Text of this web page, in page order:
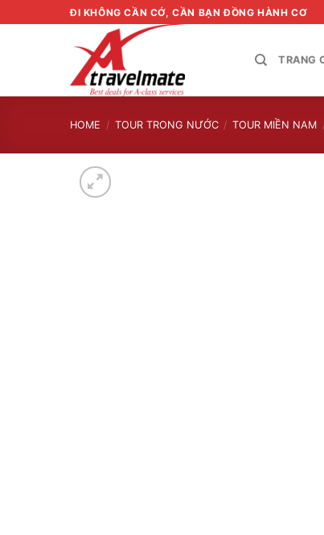
to
ĐI KHÔNG CẦN CỚ, CẦN BẠN ĐỒNG HÀNH CƠ
TRANG
HOME / TOUR TRONG NƯỚC / TOUR MIỀN NAM